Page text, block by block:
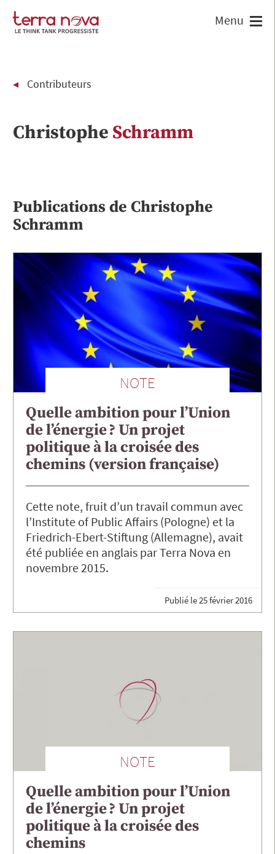
Contributeurs
Christophe Schramm
Publications de Christophe
Schramm
NOTE
Quelle ambition pour l’Union
de l’énergie ? Un projet
politique à la croisée des
chemins (version française)
Cette note, fruit d’un travail commun avec
l’Institute of Public Affairs (Pologne) et la
Friedrich-Ebert-Stiftung (Allemagne), avait
été publiée en anglais par Terra Nova en
novembre 2015.
Publié le25 février 2016
NOTE
Quelle ambition pour l’Union
de l’énergie ? Un projet
politique à la croisée des
chemins